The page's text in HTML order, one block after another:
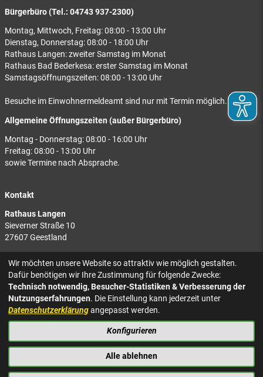
Bürgerbüro (Tel.: 04743 937-2300)
Montag, Mittwoch, Freitag: 08:00 - 13:00 Uhr
Dienstag, Donnerstag: 08:00 - 18:00 Uhr
Rathaus Langen: zweiter Samstag im Monat
Rathaus Bad Bederkesa: erster Samstag im Monat
Samstagsöffnungszeiten: 08:00 - 13:00 Uhr
Besuche im Einwohnermeldeamt sind nur mit Termin möglich.
Allgemeine Öffnungszeiten (außer Bürgerbüro)
Montag - Donnerstag: 08:00 - 16:00 Uhr
Freitag: 08:00 - 13:00 Uhr
sowie Termine nach Absprache.
Kontakt
Rathaus Langen
Sieverner Straße 10
27607 Geestland
Rathaus Bad Bederkesa
Am Markt 8
27624 Geestland
Tel.: 04743 937-2300
KONTAKT
IMPRESSUM
BARRIEREFREIHEIT
NACH OBEN
Wir möchten unsere Website so attraktiv wie möglich gestalten.
Dafür benötigen wir Ihre Zustimmung für folgende Zwecke:
Technisch notwendig, Besucher-Statistiken & Verbesserung der
Nutzungserfahrungen. Die Einstellung kann jederzeit unter
Datenschutzerklärungangepasst werden.
Konfigurieren
Alle ablehnen